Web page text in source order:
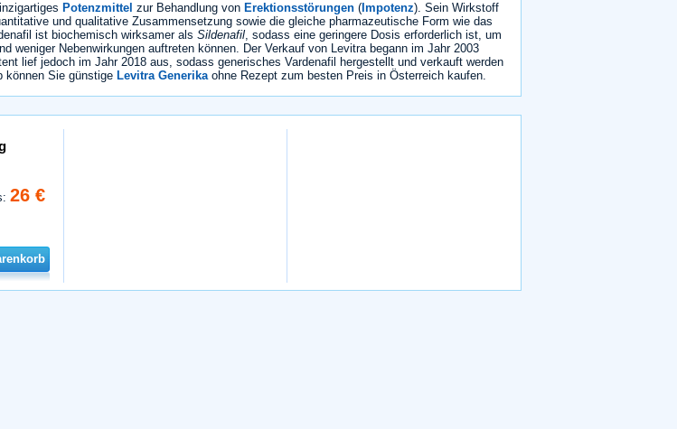
Potenzmittel zur Behandlung von Erektionsstörungen ( Impotenz). Sein Wirkstoff
und qualitative Zusammensetzung sowie die gleiche pharmazeutische Form wie das
ist biochemisch wirksamer als Sildenafil, sodass eine geringere Dosis erforderlich ist, um
weniger Nebenwirkungen auftreten können. Der Verkauf von Levitra begann im Jahr 2003
lief jedoch im Jahr 2018 aus, sodass generisches Vardenafil hergestellt und verkauft werden
können Sie günstige Levitra Generikaohne Rezept zum besten Preis in Österreich kaufen.
26 €